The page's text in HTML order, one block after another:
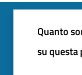
Quanto
su questa